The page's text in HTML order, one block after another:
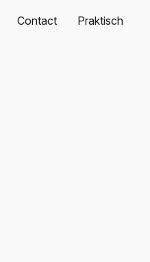
Contact Praktisch